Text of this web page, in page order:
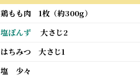
鶏もも肉
1枚（約300g）
塩ぽんず
大さじ2
はちみつ
大さじ1
塩
少々